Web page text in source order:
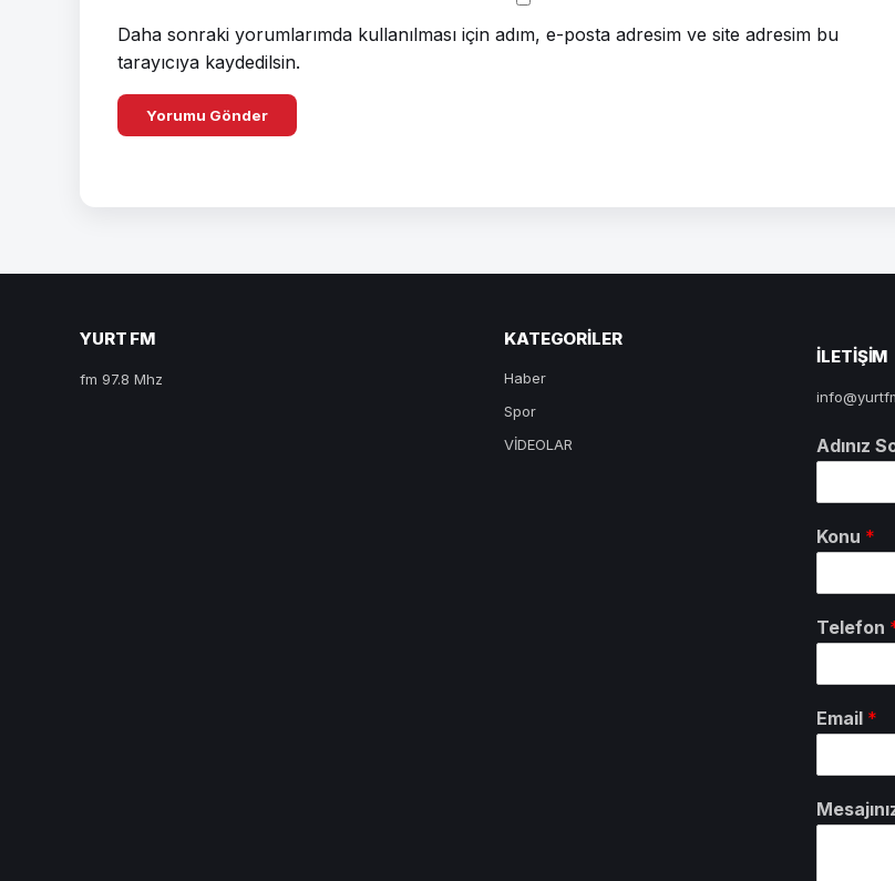
Daha sonraki yorumlarımda kullanılması için adım, e-posta adresim ve site adresim bu
tarayıcıya kaydedilsin.
YURT FM
fm 97.8 Mhz
KATEGORILER
Haber
Spor
VİDEOLAR
ILETIŞIM
Adınız
Konu *
Telefon
Email *